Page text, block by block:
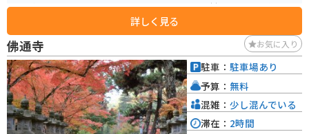
産品が販売されており、レストランでは、地元産の食材をふんだんに使った
料理を楽しむことができます。周辺には、スキー場やキャンプ場などのレジ
ャー施設も充実しており、四季折々の自然を楽しむことができます。 バイク
でのツーリングにも最適な場所で、中国山地のワインディングロードを満喫
することができます。道の駅には、バイクスタンドや休憩スペースも完備さ
れており、ツーリングの拠点としてもおすすめです。道の駅たけはらで、自
然と触れ合いながら、ゆったりとした時間を過ごしてみてはいかがでしょう
か？
詳しく見る
佛通寺 お気に入り
駐車： 駐車場あり
予算： 無料
混雑： 少し混んでいる
滞在： 2時間